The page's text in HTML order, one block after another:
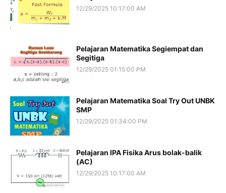
12/29/2025 10:17:00 AM
Pelajaran Matematika Segiempat dan
Segitiga
12/29/2025 01:15:00 PM
Pelajaran Matematika Soal Try Out UNBK
SMP
12/29/2025 01:34:00 PM
Pelajaran IPA Fisika Arus bolak-balik
(AC)
12/29/2025 10:17:00 AM